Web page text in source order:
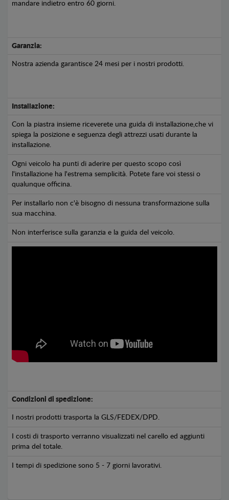
mandare indietro entro 60 giorni.
Garanzia:
Nostra azienda garantisce 24 mesi per i nostri prodotti.
Installazione:
Con la piastra insieme riceverete una guida di installazione,che vi
spiega la posizione e seguenza degli attrezzi usati durante la
installazione.
Ogni veicolo ha punti di aderire per questo scopo così
l'installazione ha l'estrema semplicità. Potete fare voi stessi o
qualunque officina.
Per installarlo non c'è bisogno di nessuna transformazione sulla
sua macchina.
Non interferisce sulla garanzia e la guida del veicolo.
Condizioni di spedizione:
I nostri prodotti trasporta la GLS/FEDEX/DPD.
I costi di trasporto verranno visualizzati nel carello ed aggiunti
prima del totale.
I tempi di spedizione sono 5 - 7 giorni lavorativi.